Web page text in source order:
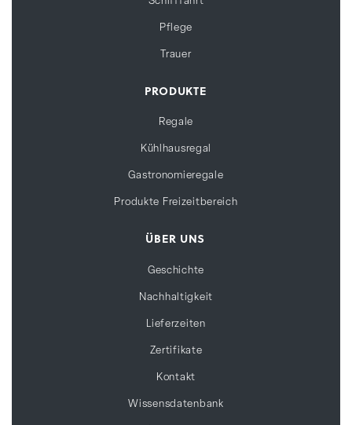
Pflege
Trauer
PRODUKTE
Regale
Kühlhausregal
Gastronomieregale
Produkte Freizeitbereich
ÜBER UNS
Geschichte
Nachhaltigkeit
Lieferzeiten
Zertifikate
Kontakt
Wissensdatenbank